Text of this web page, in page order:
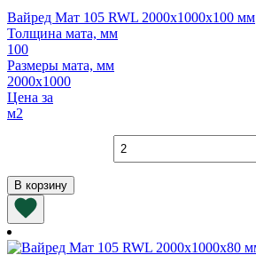
Вайред Мат 105 RWL 2000х1000х100 мм
Толщина мата, мм
100
Размеры мата, мм
2000х1000
Цена за
м2
Количество
товара
мм
В корзину